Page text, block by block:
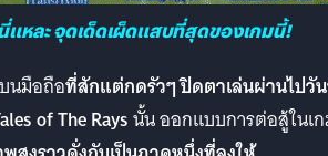
แหละ จุดเด็ดเผ็ดแสบที่สุดของเกมนี้!
นมือถือที่สักแต่กดรัวๆ ปิดตาเล่นผ่านไปวั
of The Raysนั้น ออกแบบการต่อสู้ในเ